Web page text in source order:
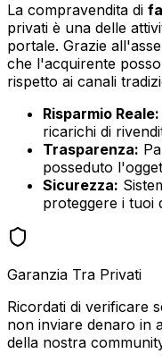
La compravendita di
privati è una delle
portale. Grazie
che l'acquirente
rispetto ai canali
Risparmio Reale:
ricarichi di
Trasparenza:
posseduto
Sicurezza:
proteggere i tuoi
Garanzia Tra Privati
Ricordati di verificare
non inviare denaro in
della nostra